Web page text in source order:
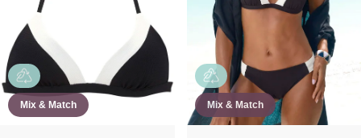
Mix & Match Mix & Match